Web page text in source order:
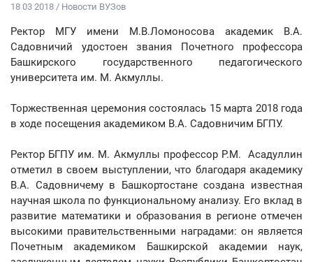
18 03 2018 / Новости ВУЗов
Ректор МГУ имени М.В.Ломоносова академик В.А.
Садовничий удостоен звания Почетного профессора
Башкирского государственного педагогического
университета им. М. Акмуллы.
Торжественная церемония состоялась 15 марта 2018 года
в ходе посещения академиком В.А. Садовничим БГПУ.
Ректор БГПУ им. М. Акмуллы профессор Р.М. Асадуллин
отметил в своем выступлении, что благодаря академику
В.А. Садовничему в Башкортостане создана известная
научная школа по функциональному анализу. Его вклад в
развитие математики и образования в регионе отмечен
высокими правительственными наградами: он является
Почетным академиком Башкирской академии наук,